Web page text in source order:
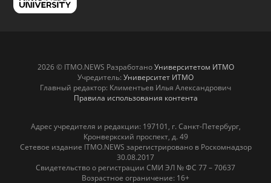
2026 © ITMO.NEWS РазработаноУниверситетом ИТМО
Учредитель: Университет ИТМО
Главный редактор: Климентьев Илья Александрович
Правила использования контента
Адрес учредителя и редакции: 197101, г. Санкт-Петербург,
Кронверкский проспект, д. 49
Сетевое издание ITMO.NEWS зарегистрировано в Роскомнадзор
30.08.2017
Свидетельство о регистрации СМИ ЭЛ № ФС 77 – 70637
Возрастное ограничение: 16+